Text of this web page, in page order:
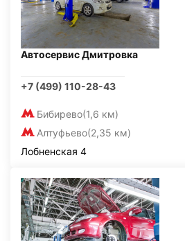
Автосервис Дмитровка
+7 (499) 110-28-43
Бибирево(1,6 км)
Алтуфьево(2,35 км)
Лобненская 4